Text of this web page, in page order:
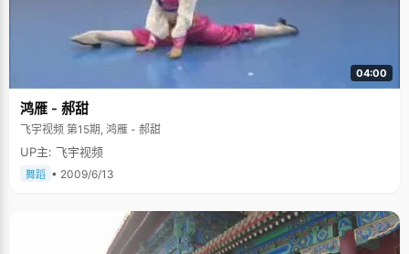
04:00
鸿雁 - 郝甜
飞宇视频 第15期, 鸿雁 - 郝甜
UP主: 飞宇视频
舞蹈 • 2009/6/13